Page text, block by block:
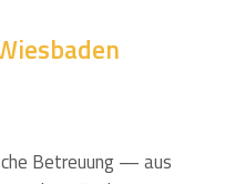
Betreuung — aus